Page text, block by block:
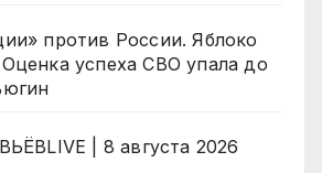
против России. Яблоко
успеха СВО упала до
| 8 августа 2026